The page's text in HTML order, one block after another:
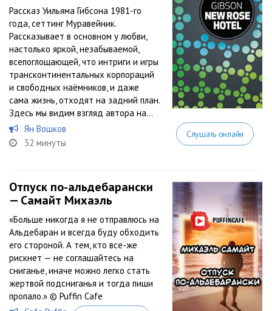
Рассказ Уильяма Гибсона 1981-го
года, сеттинг Муравейник.
Рассказывает в основном у любви,
настолько яркой, незабываемой,
всепоглощающей, что интриги и игры
трансконтинентальных корпораций
и свободных наёмников, и даже
сама жизнь, отходят на задний план.
Здесь мы видим взгляд автора на...
Ян Вошков
32 минуты
Слушать онлайн
Отпуск по-альдебарански
— Самайт Михаэль
«Больше никогда я не отправлюсь на
Альдебаран и всегда буду обходить
его стороной. А тем, кто все-же
рискнет — не соглашайтесь на
сниганье, иначе можно легко стать
жертвой подсниганья и тогда пиши
пропало.» © Puffin Cafe